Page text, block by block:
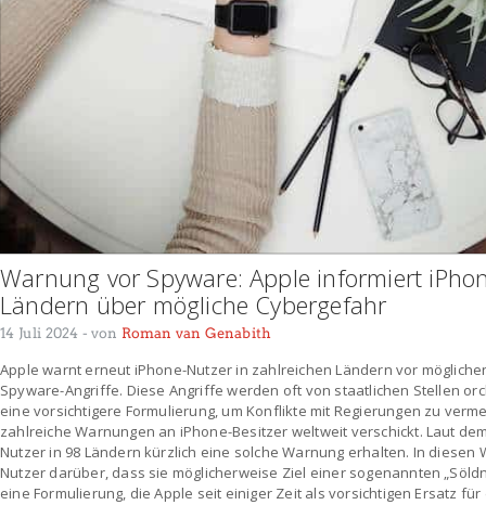
Warnung vor Spyware: Apple informiert
Ländern über mögliche Cybergefahr
14 Juli 2024 - von Roman van Genabith
Apple warnt erneut iPhone-Nutzer in zahlreichen Ländern vor
Spyware-Angriffe. Diese Angriffe werden oft von staatlichen Stellen
eine vorsichtigere Formulierung, um Konflikte mit Regierungen zu
zahlreiche Warnungen an iPhone-Besitzer weltweit verschickt. Laut
Nutzer in 98 Ländern kürzlich eine solche Warnung erhalten. In
Nutzer darüber, dass sie möglicherweise Ziel einer sogenannten
eine Formulierung, die Apple seit einiger Zeit als vorsichtigen Ersatz